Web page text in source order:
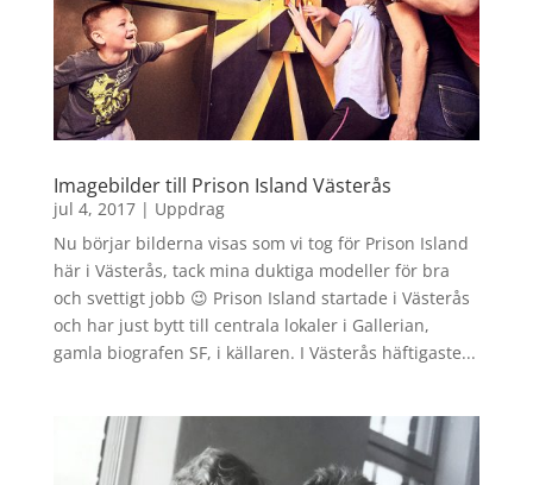
Imagebilder till Prison Island Västerås
jul 4, 2017| Uppdrag
Nu börjar bilderna visas som vi tog för Prison Island
här i Västerås, tack mina duktiga modeller för bra
och svettigt jobb 😉 Prison Island startade i Västerås
och har just bytt till centrala lokaler i Gallerian,
gamla biografen SF, i källaren. I Västerås häftigaste...